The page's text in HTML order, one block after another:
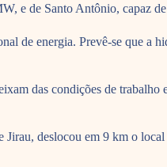
e de Santo Antônio, capaz
de energia. Prevê-se que a
das condições de
deslocou em 9 km o